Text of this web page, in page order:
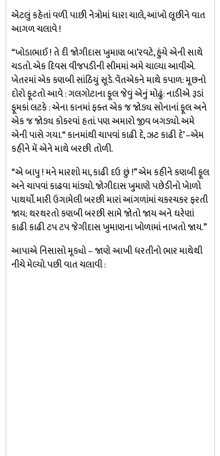
એટલું કહેતાં વળી પાછી નેત્રોમાં ધારા ચાલે, આંખો લૂછીને વાત
આગળ ચલાવે !
“ખોડાભાઈ ! તે દી જોગીદાસ ખુમાણ બા’રવટે, હુંયે એની સાથે
ચડતો. એક દિવસ વીજપડીની સીમમાં અમે ચાલ્યા આવીએ.
ખેતરમાં એક કણબી સાંઠિયું સૂડે. વેંતએકને માથે કપાળ: મૂછનો
દોરો ફૂટતો આવે : ગલગોટાના ફૂલ જેવું એનું મોઢું: નાડીએ રૂડાં
ફૂમકાં લટકે : એના કાનમાં ફક્ત એક જ જોડ્ય સોનાનાં ફૂલ અને
એક જ જોડ્ય કોકરવાં હતાં. પણ અમારો જીવ બગડ્યો. અમે
એની પાસે ગયા. “ કાનમાંથી ચાપવાં કાઢી દે, ઝટ કાઢી દે’ –એમ
કહીને મેં એને માથે બરછી તોળી.
“એ બાપુ ! મને મારશો મા, કાઢી દઉ છું !” એમ કહીને કણબી ફૂલ
અને ચાપવાં કાઢવા માંડ્યો. જોગીદાસ ખુમાણે પછેડીનો ખેાળો
પાથર્યો. મારી ઉગામેલી બરછી મારાં આંગળાંમાં ચકરચકર ફરતી
જાય; થરથરતો કણબી બરછી સામે જોતો જાય અને ઘરેણાં
કાઢી કાઢી ટપ ટપ જેગીદાસ ખુમાણના ખોળામાં નાખતો જાય.”
આપાએ નિસાસો મૂક્યો – જાણે આખી ધરતીનો ભાર માથેથી
નીચે મેલ્યો. પછી વાત ચલાવી :